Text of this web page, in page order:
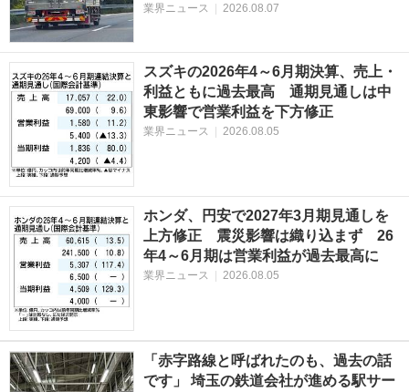
業界ニュース | 2026.08.07
スズキの2026年4～6月期決算、売上・
利益ともに過去最高 通期見通しは中
東影響で営業利益を下方修正
業界ニュース 2026.08.05
ホンダ、円安で2027年3月期見通しを
上方修正 震災影響は織り込まず 26
年4～6月期は営業利益が過去最高に
業界ニュース 2026.08.05
「赤字路線と呼ばれたのも、過去の話
です」 埼玉の鉄道会社が進める駅サー